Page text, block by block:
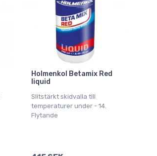
Holmenkol Betamix Red
liquid
Slitstärkt skidvalla till
temperaturer under - 14.
Flytande